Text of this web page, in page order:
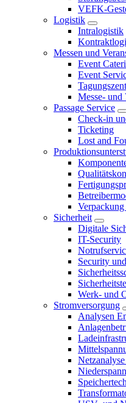
VEFK-
Logistik
Intralogistik
Messen und
Event
Event
Messe- und
Passage Service
Check-in
Ticketing
Lost and
Sicherheit
Digitale
IT-Security
Security
Werk- und
Stromversorgung
Analysen